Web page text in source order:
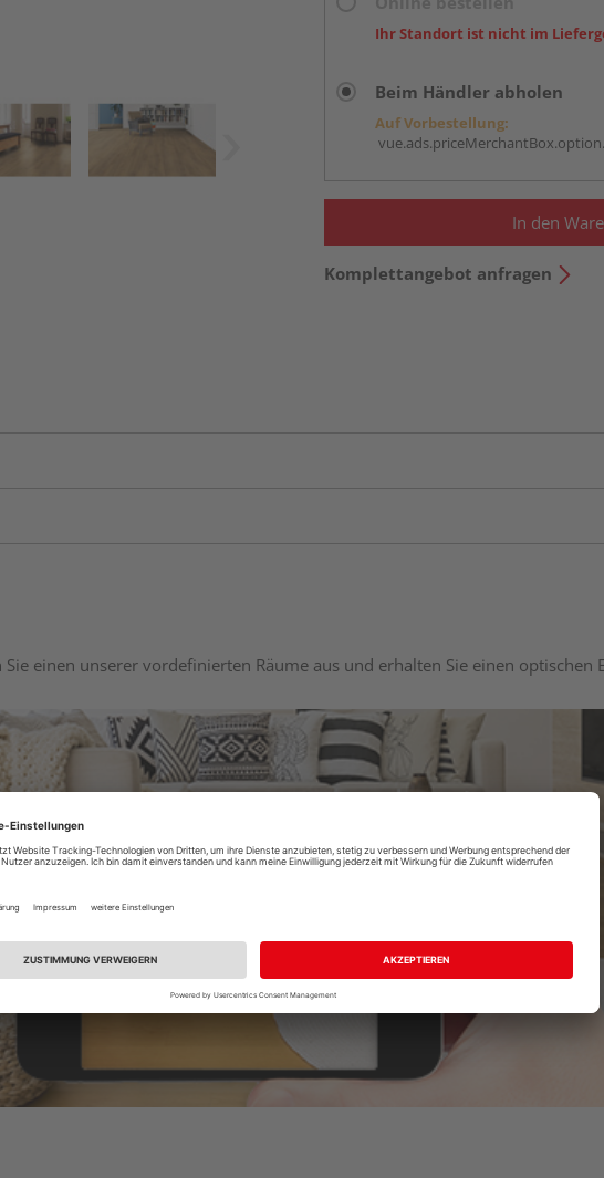
Ihr Standort ist nicht im
Beim Händler abholen
Auf Vorbestellung:
In den
Komplettangebot anfragen
einen unserer vordefinierten Räume aus und erhalten Sie einen optischen